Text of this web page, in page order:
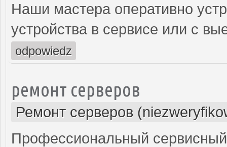
Наши мастера оперативно
устройства в сервисе или с
odpowiedz
ремонт серверов
Ремонт серверов
Профессиональный